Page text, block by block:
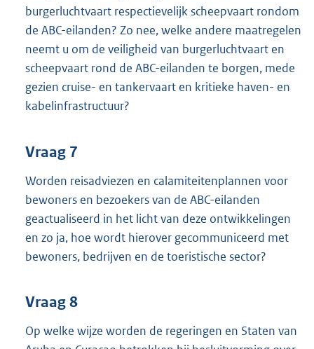
burgerluchtvaart respectievelijk scheepvaart rondom
de ABC-eilanden? Zo nee, welke andere maatregelen
neemt u om de veiligheid van burgerluchtvaart en
scheepvaart rond de ABC-eilanden te borgen, mede
gezien cruise- en tankervaart en kritieke haven- en
kabelinfrastructuur?
Vraag 7
Worden reisadviezen en calamiteitenplannen voor
bewoners en bezoekers van de ABC-eilanden
geactualiseerd in het licht van deze ontwikkelingen
en zo ja, hoe wordt hierover gecommuniceerd met
bewoners, bedrijven en de toeristische sector?
Vraag 8
Op welke wijze worden de regeringen en Staten van